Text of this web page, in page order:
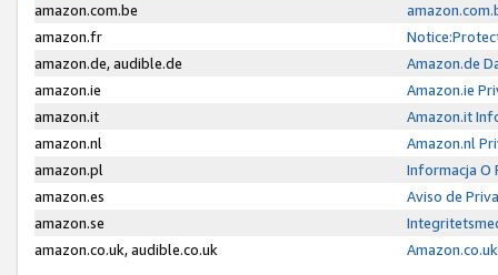
amazon.com.be
amazon.fr
amazon.de, audible.de
Amazon.de
amazon.ie
Amazon.ie
amazon.it
Amazon.it
amazon.nl
Amazon.nl
amazon.pl
Informacja O
amazon.es
Aviso de
amazon.se
amazon.co.uk, audible.co.uk